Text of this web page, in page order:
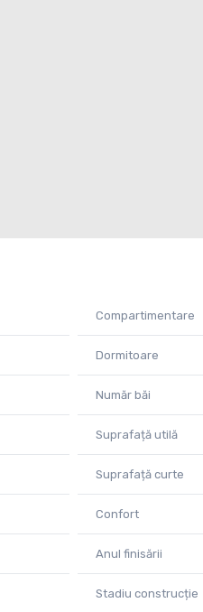
Compartimentare
Dormitoare
Număr băi
Suprafață utilă
Suprafață curte
Confort
Anul finisării
Stadiu construcție